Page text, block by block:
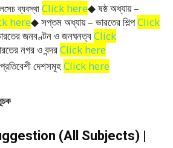
ব্যবস্থা Click here◆ ষষ্ঠ অধ্যায় –
here◆ সপ্তম অধ্যায় – ভারতের শিল্পClick
জনবণ্টন ও জনঘনত্বClick
নগর ও বন্দরClick here
দেশসমূহClick here
(All Subjects) |